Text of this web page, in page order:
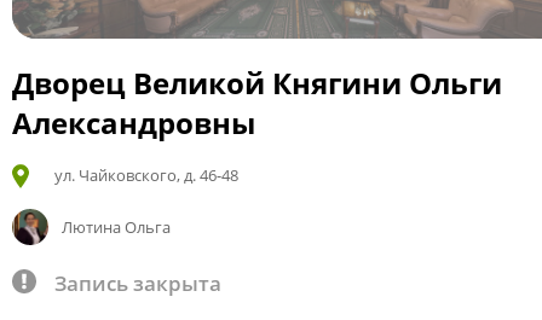
Дворец Великой Княгини Ольги
Александровны
ул. Чайковского, д. 46-48
Лютина Ольга
Запись закрыта